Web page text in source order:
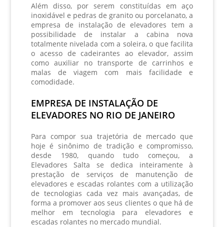
Além disso, por serem constituídas em aço
inoxidável e pedras de granito ou porcelanato, a
empresa de instalação de elevadores tem a
possibilidade de instalar a cabina nova
totalmente nivelada com a soleira, o que facilita
o acesso de cadeirantes ao elevador, assim
como auxiliar no transporte de carrinhos e
malas de viagem com mais facilidade e
comodidade.
EMPRESA DE INSTALAÇÃO DE
ELEVADORES NO RIO DE JANEIRO
Para compor sua trajetória de mercado que
hoje é sinônimo de tradição e compromisso,
desde 1980, quando tudo começou, a
Elevadores Salta se dedica inteiramente à
prestação de serviços de manutenção de
elevadores e escadas rolantes com a utilização
de tecnologias cada vez mais avançadas, de
forma a promover aos seus clientes o que há de
melhor em tecnologia para elevadores e
escadas rolantes no mercado mundial.